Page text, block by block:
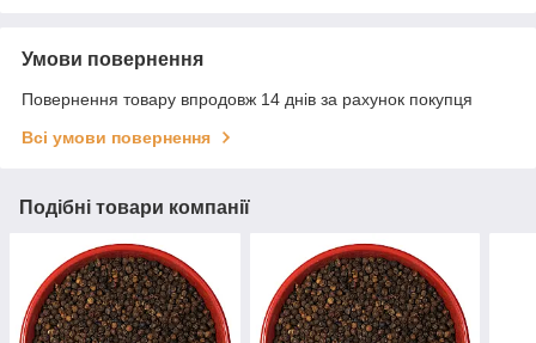
Умови повернення
Повернення товару впродовж 14 днів за рахунок покупця
Всі умови повернення
Подібні товари компанії